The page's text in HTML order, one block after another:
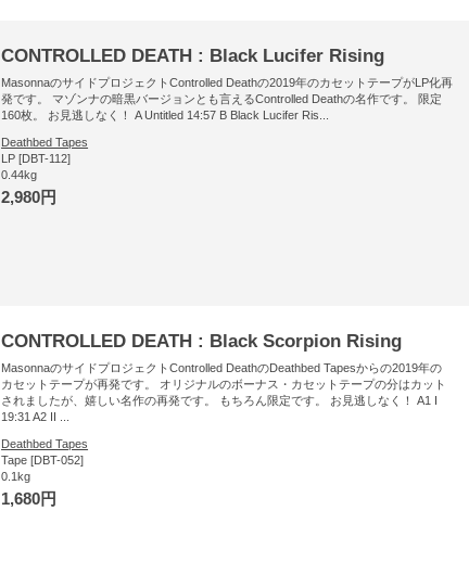
CONTROLLED DEATH : Black Lucifer Rising
MasonnaのサイドプロジェクトControlled Deathの2019年のカセットテープがLP化再
発です。 マゾンナの暗黒バージョンとも言えるControlled Deathの名作です。 限定
160枚。 お見逃しなく！ A Untitled 14:57 B Black Lucifer Ris...
Deathbed Tapes
LP [DBT-112]
0.44kg
2,980円
CONTROLLED DEATH : Black Scorpion Rising
MasonnaのサイドプロジェクトControlled DeathのDeathbed Tapesからの2019年の
カセットテープが再発です。 オリジナルのボーナス・カセットテープの分はカット
されましたが、嬉しい名作の再発です。 もちろん限定です。 お見逃しなく！ A1 I
19:31 A2 II ...
Deathbed Tapes
Tape [DBT-052]
0.1kg
1,680円